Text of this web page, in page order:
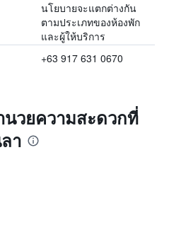
นโยบายจะแตกต่างกัน
ตามประเภทของห้องพัก
และผู้ให้บริการ
+63 917 631 0670
วยความสะดวกที่
า